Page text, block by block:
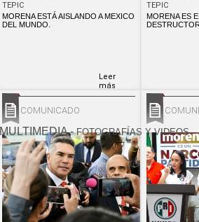
TEPIC
MORENA ESTÁ AISLANDO A MEXICO
DEL MUNDO.
Leer
más
TEPIC
MORENA ES
COMUNICADO
MULTIMEDIA-FOTOGRAFÍAS Y VIDEOS